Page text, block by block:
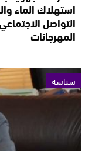
استهلاك الماء
التواصل
المهرجانات
سياسة